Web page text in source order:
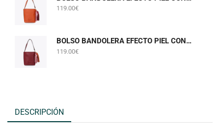
119.00€
BOLSO BANDOLERA EFECTO PIEL CON POMPONES BURDEOS LOLA CASADEMUNT LF2604058
119.00€
DESCRIPCIÓN